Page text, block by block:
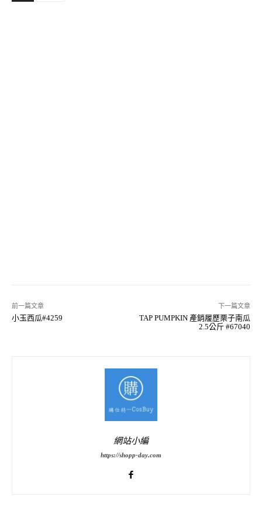
前一篇文章
小玉西瓜#4259
下一篇文章
TAP PUMPKIN 產銷履歷栗子南瓜
2.5公斤 #67040
網站小編
https://shopp-day.com